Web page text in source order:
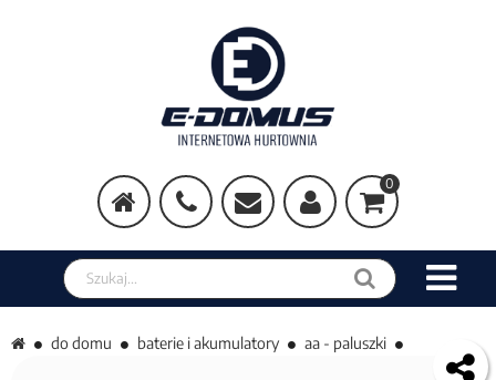
0
Szukaj w sklepie
do domu baterie i akumulatory aa - paluszki